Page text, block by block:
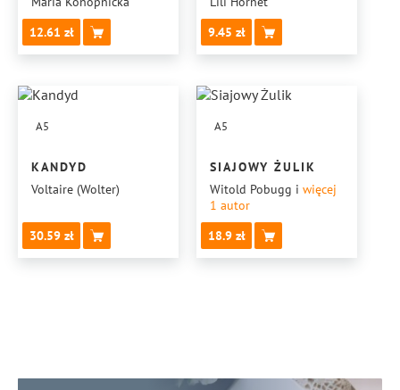
12.61
9.45
A5
KANDYD
Voltaire (Wolter)
30.59
A5
SIAJOWY ŻULIK
Witold Pobugg i więcej
1 autor
18.9